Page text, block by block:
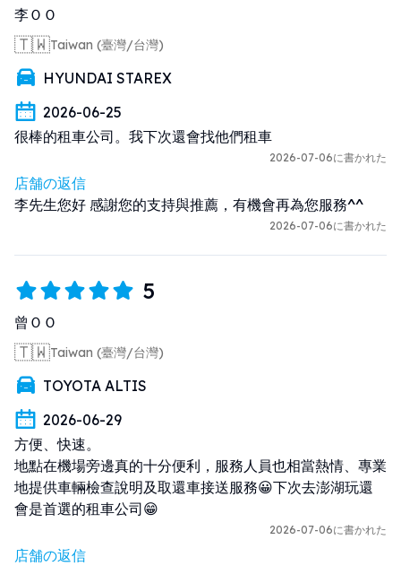
李ＯＯ
🇹🇼Taiwan (臺灣/台灣)
HYUNDAI STAREX
2026-06-25
很棒的租車公司。我下次還會找他們租車
2026-07-06に書かれた
店舗の返信
李先生您好 感謝您的支持與推薦，有機會再為您服務^^
2026-07-06に書かれた
5
曾ＯＯ
🇹🇼Taiwan (臺灣/台灣)
TOYOTA ALTIS
2026-06-29
方便、快速。
地點在機場旁邊真的十分便利，服務人員也相當熱情、專業
地提供車輛檢查說明及取還車接送服務😀下次去澎湖玩還
會是首選的租車公司😁
2026-07-06に書かれた
店舗の返信